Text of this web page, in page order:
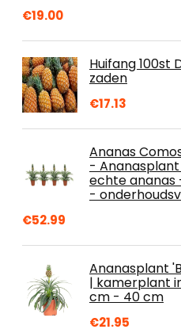
€19.00
Huifang 100st
zaden
€17.13
Ananas
-
echte
-
€52.99
Ananasplant
| kamerplant
cm - 40 cm
€21.95